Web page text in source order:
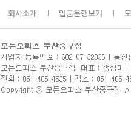
회사소개 입금은행보기